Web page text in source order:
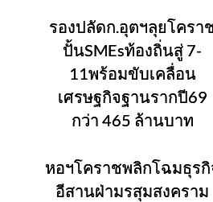
รองปลัดก.อุตฯลุยโครา
ปั้นSMEsท้องถิ่นสู่ 7-
11พร้อมขับเคลื่อน
เศรษฐกิจฐานรากปี69
กว่า 465 ล้านบาท
หอฯโคราชพลิกโฉมธุรกิ
อีสานฝ่ามรสุมสงคราม